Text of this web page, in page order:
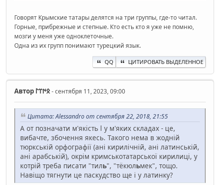
Говорят Крымские татары делятся на три группы, где-то читал.
Горные, прибрежные и степные. Кто есть кто я уже не помню,
мозги у меня уже одноклеточные.
Одна из их групп понимают турецкий язык.
QQ ЦИТИРОВАТЬ ВЫДЕЛЕННОЕ
Автор 𐰋𐰇𐰼𐰃- сентября 11, 2023, 09:00
Цитата: Alessandro от сентября 22, 2018, 21:55
А от позначати м'якість l у м'яких складах - це,
вибачте, збочення якесь. Такого нема в жодній
тюркській орфографії (ані кирилічній, ані латинській,
ані арабській), окрім кримськотатарської кирилиці, у
котрій треба писати "тиль", "тёкюльмек", тощо.
Навіщо тягнути це паскудство ще і у латинку?